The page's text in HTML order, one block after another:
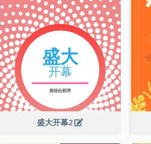
盛大开幕2